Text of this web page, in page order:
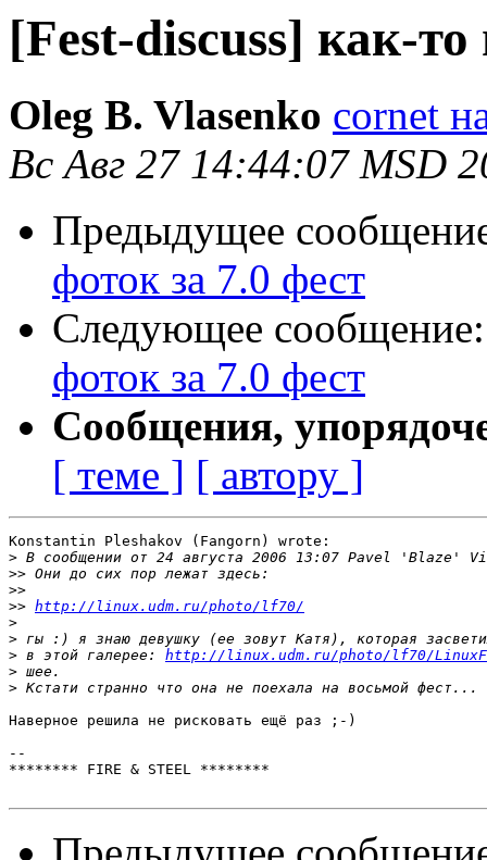
[Fest-discuss] как-
Oleg B. Vlasenko cornet
Вс Авг 27 14:44:07 MSD
Предыдущее
фоток за 7.0 фест
Следующее
фоток за 7.0 фест
Сообщения,
[ теме ] [ автору ]
Konstantin Pleshakov (Fangorn) wrote:
>
>>
>>
>> http://linux.udm.ru/photo/lf70/
>
>
> в этой галерее: http://linux.udm.ru/photo/lf70/
>
>
Наверное решила не рисковать ещё раз ;-)
--
******** FIRE & STEEL ********